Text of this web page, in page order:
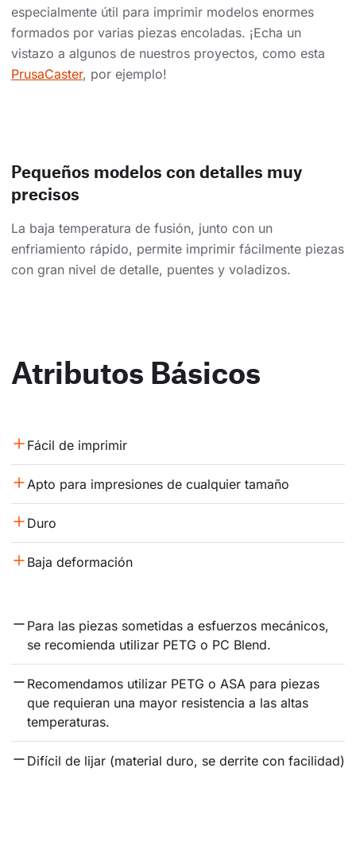
especialmente útil para imprimir modelos enormes
formados por varias piezas encoladas. ¡Echa un
vistazo a algunos de nuestros proyectos, como esta
PrusaCaster, por ejemplo!
Pequeños modelos con detalles muy
precisos
La baja temperatura de fusión, junto con un
enfriamiento rápido, permite imprimir fácilmente piezas
con gran nivel de detalle, puentes y voladizos.
Atributos Básicos
Fácil de imprimir
Apto para impresiones de cualquier tamaño
Duro
Baja deformación
Para las piezas sometidas a esfuerzos mecánicos,
se recomienda utilizar PETG o PC Blend.
Recomendamos utilizar PETG o ASA para piezas
que requieran una mayor resistencia a las altas
temperaturas.
Difícil de lijar (material duro, se derrite con facilidad)